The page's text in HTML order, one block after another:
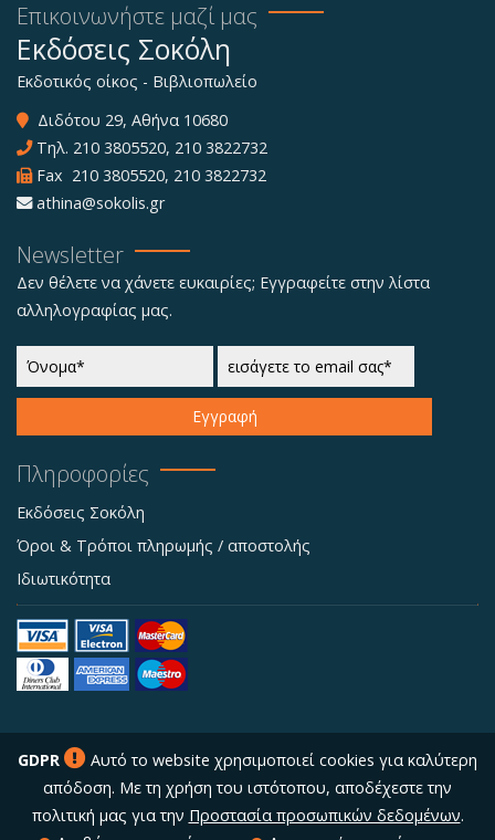
Επικοινωνήστε μαζί μας
Εκδόσεις Σοκόλη
Εκδοτικός οίκος - Βιβλιοπωλείο
Διδότου 29, Αθήνα 10680
Τηλ. 210 3805520, 210 3822732
Fax 210 3805520, 210 3822732
athina@sokolis.gr
Newsletter
Δεν θέλετε να χάνετε ευκαιρίες; Εγγραφείτε στην λίστα
αλληλογραφίας μας.
Εγγραφή
Πληροφορίες
Εκδόσεις Σοκόλη
Όροι & Τρόποι πληρωμής / αποστολής
Ιδιωτικότητα
GDPR
Αυτό το website χρησιμοποιεί cookies για καλύτερη
απόδοση. Με τη χρήση του ιστότοπου, αποδέχεστε την
πολιτική μας για την Προστασία προσωπικών δεδομένων.